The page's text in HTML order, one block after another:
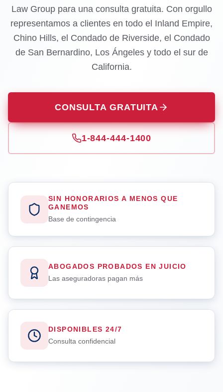
Law Group para una consulta gratuita. Con orgullo
representamos a clientes en todo el Inland Empire,
Chino Hills, el Condado de Riverside, el Condado
de San Bernardino, Los Ángeles y todo el sur de
California.
CONSULTA GRATUITA
1-844-444-1400
SIN HONORARIOS A MENOS QUE
GANEMOS
Base de contingencia
ABOGADOS PROBADOS EN JUICIO
Las aseguradoras pagan más
DISPONIBLES 24/7
Consulta confidencial